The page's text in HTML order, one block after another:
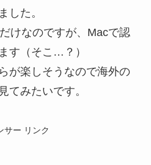
した。
けなのですが、Macで認
す（そこ…？）
が楽しそうなので海外の
てみたいです。
サー リンク